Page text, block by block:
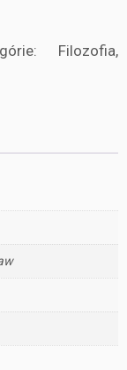
Filozofia,